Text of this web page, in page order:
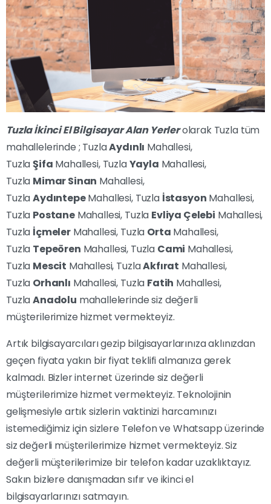
Tuzla İkinci El Bilgisayar Alan Yerlerolarak Tuzla tüm
mahallelerinde ; TuzlaAydınlı Mahallesi,
TuzlaŞifa Mahallesi, TuzlaYayla Mahallesi,
Tuzla Mimar Sinan Mahallesi,
TuzlaAydıntepeMahallesi, Tuzla İstasyon Mahallesi,
Tuzla PostaneMahallesi, Tuzla Evliya Çelebi Mahallesi,
Tuzla İçmelerMahallesi, Tuzla Orta Mahallesi,
Tuzla Tepeören Mahallesi, Tuzla Cami Mahallesi,
Tuzla Mescit Mahallesi, TuzlaAkfırat Mahallesi,
Tuzla Orhanlı Mahallesi, Tuzla Fatih Mahallesi,
TuzlaAnadolu mahallelerinde siz değerli
müşterilerimize hizmet vermekteyiz.
Artık bilgisayarcıları gezip bilgisayarlarınıza aklınızdan
geçen fiyata yakın bir fiyat teklifi almanıza gerek
kalmadı. Bizler internet üzerinde siz değerli
müşterilerimize hizmet vermekteyiz. Teknolojinin
gelişmesiyle artık sizlerin vaktinizi harcamınızı
istemediğimiz için sizlere Telefon ve Whatsapp üzerinde
siz değerli müşterilerimize hizmet vermekteyiz. Siz
değerli müşterilerimize bir telefon kadar uzaklıktayız.
Sakın bizlere danışmadan sıfır ve ikinci el
bilgisayarlarınızı satmayın.